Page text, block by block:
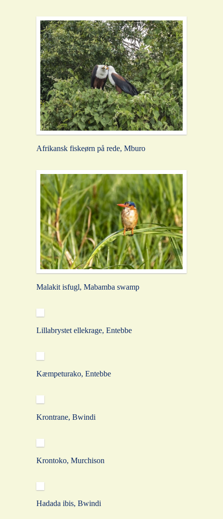
Afrikansk fiskeørn på rede, Mburo
Malakit isfugl, Mabamba swamp
Lillabrystet ellekrage, Entebbe
Kæmpeturako, Entebbe
Krontrane, Bwindi
Krontoko, Murchison
Hadada ibis, Bwindi